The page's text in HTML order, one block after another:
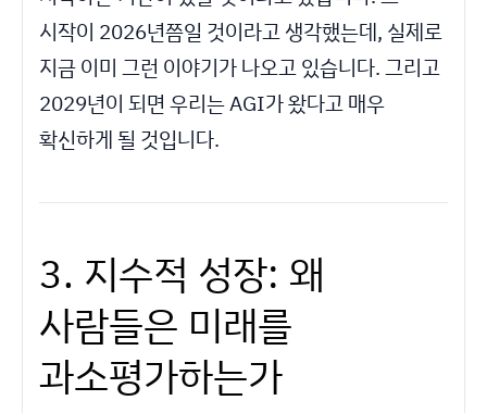
시작이 2026년쯤일 것이라고 생각했는데, 실제로
지금 이미 그런 이야기가 나오고 있습니다. 그리고
2029년이 되면 우리는 AGI가 왔다고 매우
확신하게 될 것입니다.
3. 지수적 성장: 왜
사람들은 미래를
과소평가하는가